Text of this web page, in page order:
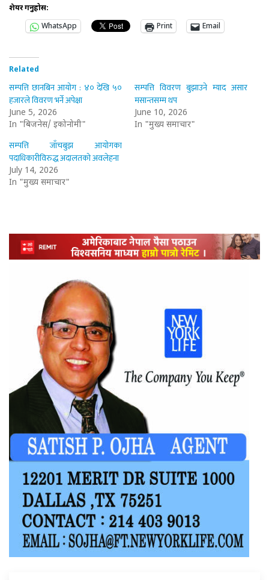
शेयर गर्नुहोस:
WhatsApp
Print Email
Related
सम्पत्ति छानबिन आयोग : ४० देखि ५०
हजारले विवरण भर्ने अपेक्षा
June 5, 2026
In "बिजनेस/ इकोनोमी"
सम्पत्ति विवरण बुझाउने म्याद असार
मसान्तसम्म थप
June 10, 2026
In "मुख्य समाचार"
सम्पत्ति जाँचबुझ आयोगका
पदाधिकारीविरुद्ध अदालतको अवलेहना
July 14, 2026
In "मुख्य समाचार"